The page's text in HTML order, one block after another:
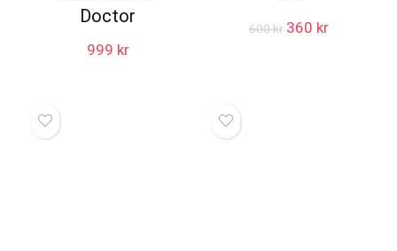
Doctor
999 kr
600kr Det
360 krDet